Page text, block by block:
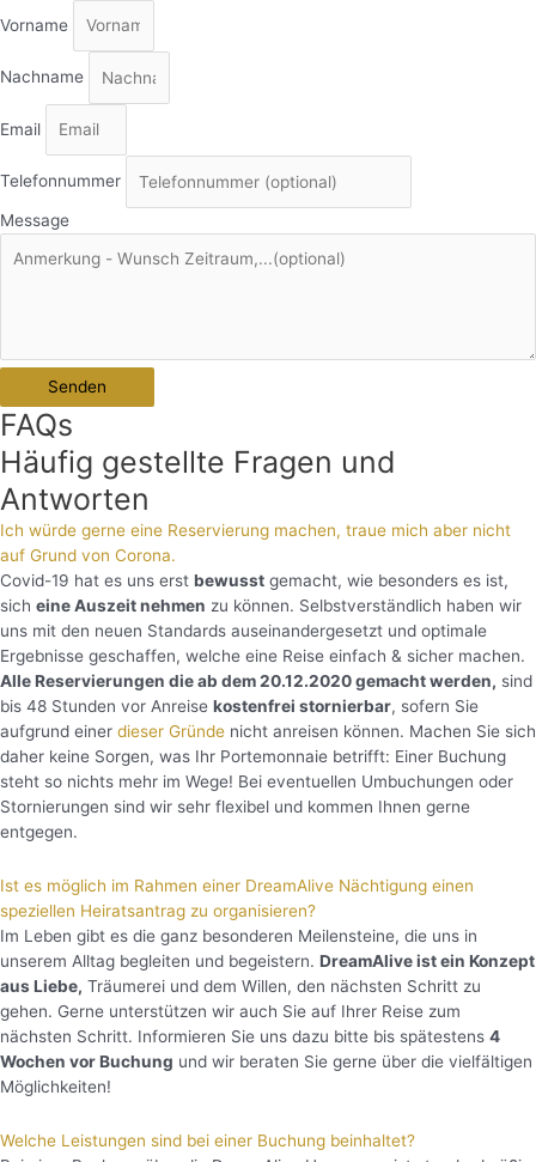
Vorname
Nachname
Email
Telefonnummer
Message
Senden
FAQs
Häufig gestellte Fragen und
Antworten
Ich würde gerne eine Reservierung machen, traue mich aber nicht
auf Grund von Corona.
Covid-19 hat es uns erst bewusst gemacht, wie besonders es ist,
sich eine Auszeit nehmen zu können. Selbstverständlich haben wir
uns mit den neuen Standards auseinandergesetzt und optimale
Ergebnisse geschaffen, welche eine Reise einfach & sicher machen.
Alle Reservierungen die ab dem 20.12.2020 gemacht werden, sind
bis 48 Stunden vor Anreise kostenfrei stornierbar, sofern Sie
aufgrund einer dieser Gründe nicht anreisen können. Machen Sie sich
daher keine Sorgen, was Ihr Portemonnaie betrifft: Einer Buchung
steht so nichts mehr im Wege! Bei eventuellen Umbuchungen oder
Stornierungen sind wir sehr flexibel und kommen Ihnen gerne
entgegen.
Ist es möglich im Rahmen einer DreamAlive Nächtigung einen
speziellen Heiratsantrag zu organisieren?
Im Leben gibt es die ganz besonderen Meilensteine, die uns in
unserem Alltag begleiten und begeistern. DreamAlive ist ein Konzept
aus Liebe, Träumerei und dem Willen, den nächsten Schritt zu
gehen. Gerne unterstützen wir auch Sie auf Ihrer Reise zum
nächsten Schritt. Informieren Sie uns dazu bitte bis spätestens 4
Wochen vor Buchung und wir beraten Sie gerne über die vielfältigen
Möglichkeiten!
Welche Leistungen sind bei einer Buchung beinhaltet?